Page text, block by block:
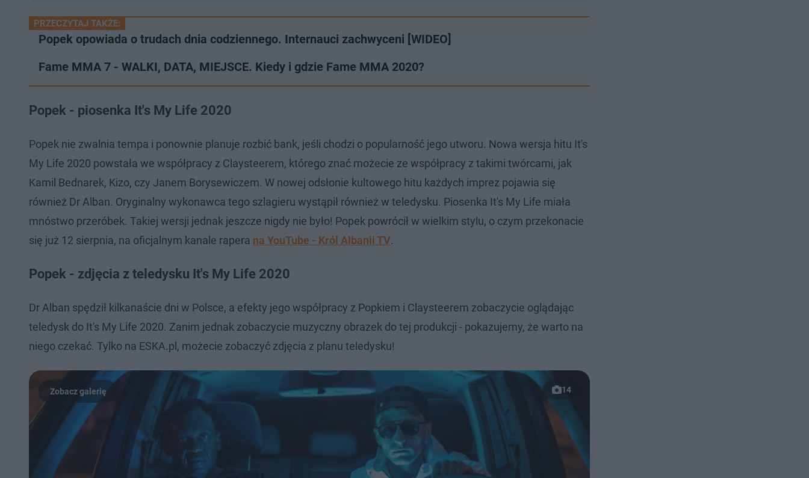
PRZECZYTAJ TAKŻE:
Popek opowiada o trudach dnia codziennego. Internauci zachwyceni [WIDEO]
Fame MMA 7 - WALKI, DATA, MIEJSCE. Kiedy i gdzie Fame MMA 2020?
Popek - piosenka It's My Life 2020
Popek nie zwalnia tempa i ponownie planuje rozbić bank, jeśli chodzi o popularność jego utworu. Nowa wersja hitu It's
My Life 2020 powstała we współpracy z Claysteerem, którego znać możecie ze współpracy z takimi twórcami, jak
Kamil Bednarek, Kizo, czy Janem Borysewiczem. W nowej odsłonie kultowego hitu każdych imprez pojawia się
również Dr Alban. Oryginalny wykonawca tego szlagieru wystąpił również w teledysku. Piosenka It's My Life miała
mnóstwo przeróbek. Takiej wersji jednak jeszcze nigdy nie było! Popek powrócił w wielkim stylu, o czym przekonacie
się już 12 sierpnia, na oficjalnym kanale rapera na YouTube - Król Albanii TV.
Popek - zdjęcia z teledysku It's My Life 2020
Dr Alban spędził kilkanaście dni w Polsce, a efekty jego współpracy z Popkiem i Claysteerem zobaczycie oglądając
teledysk do It's My Life 2020. Zanim jednak zobaczycie muzyczny obrazek do tej produkcji - pokazujemy, że warto na
niego czekać. Tylko na ESKA.pl, możecie zobaczyć zdjęcia z planu teledysku!
14